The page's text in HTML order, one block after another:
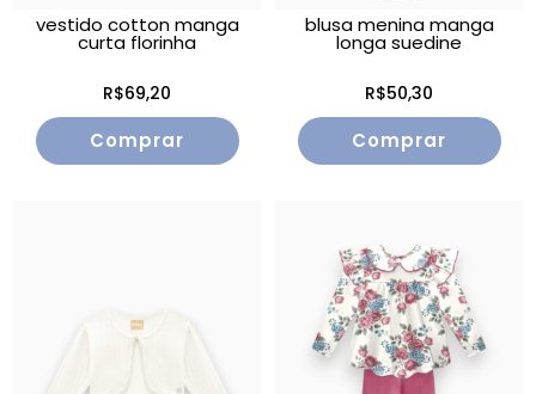
vestido cotton manga
curta florinha
R$69,20
Comprar
blusa menina manga
longa suedine
R$50,30
Comprar